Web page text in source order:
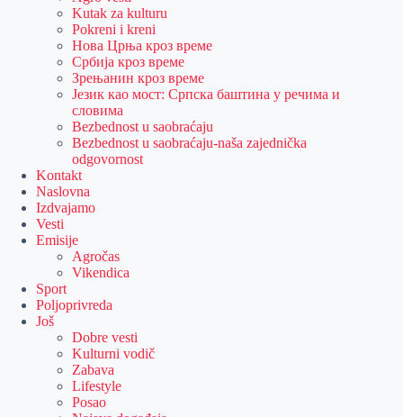
Kutak za kulturu
Pokreni i kreni
Нова Црња кроз време
Србија кроз време
Зрењанин кроз време
Језик као мост: Српска баштина у речима и
словима
Bezbednost u saobraćaju
Bezbednost u saobraćaju-naša zajednička
odgovornost
Kontakt
Naslovna
Izdvajamo
Vesti
Emisije
Agročas
Vikendica
Sport
Poljoprivreda
Još
Dobre vesti
Kulturni vodič
Zabava
Lifestyle
Posao